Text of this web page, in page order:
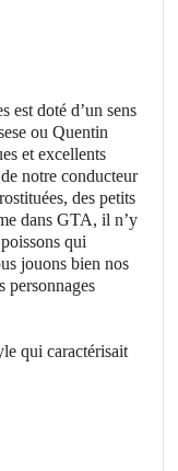
est doté d’un sens
ou Quentin
et excellents
notre conducteur
des petits
dans GTA, il n’y
qui
jouons bien nos
personnages